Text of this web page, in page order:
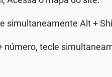
simultaneamente Alt +
número, tecle